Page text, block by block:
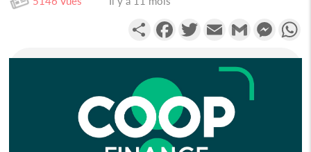
PartagerFacebookTwitterEmail Gmail